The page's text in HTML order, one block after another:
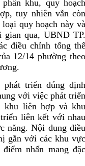
khu, quy
tuy nhiên vẫn
quy hoạch này
gian qua, UBND
điều chỉnh tổng
12/14 phường
triển đúng
với việc phát
khu liên hợp và
liên kết với
năng. Nội dung
gắn với các khu
nhấn mang